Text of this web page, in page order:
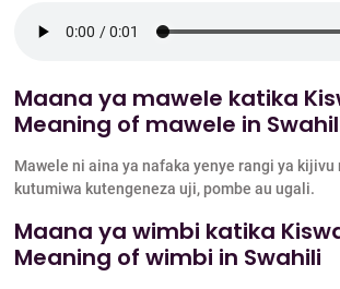
Maana ya mawele katika
Meaning of mawele in
Mawele ni aina ya nafaka yenye rangi ya kijivu
kutumiwa kutengeneza uji, pombe au ugali.
Maana ya wimbi katika
Meaning of wimbi in Swahili